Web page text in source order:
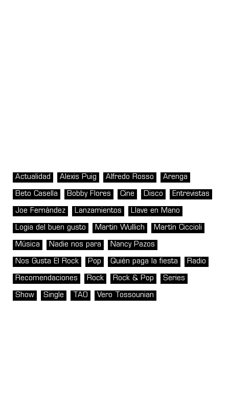
Actualidad Alexis Puig Alfredo Rosso Arenga
Beto Casella Bobby Flores Cine Disco Entrevistas
Joe Fernández Lanzamientos Llave en Mano
Logia del buen gusto Martin Wullich Martín Ciccioli
Música Nadie nos para Nancy Pazos
Nos Gusta El Rock Pop Quién paga la fiesta Radio
Recomendaciones Rock Rock & Pop Series
Show Single TAO Vero Tossounian